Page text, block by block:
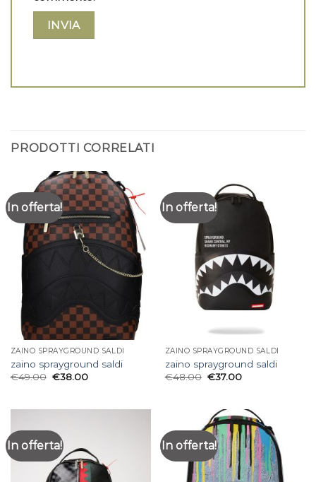
PRODOTTI CORRELATI
In offerta!
ZAINO SPRAYGROUND SALDI
zaino sprayground saldi
€49.00 €38.00
In offerta!
ZAINO SPRAYGROUND SALDI
zaino sprayground saldi
€48.00 €37.00
In offerta! In offerta!